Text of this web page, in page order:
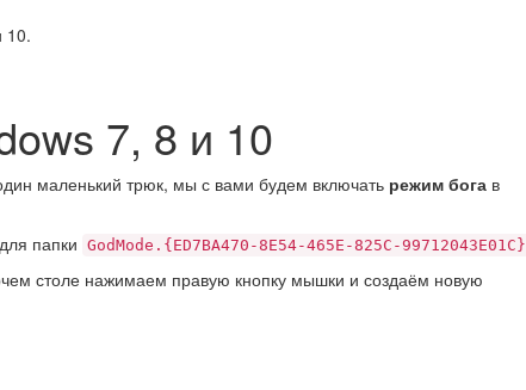
10.
7, 8 и 10
маленький трюк, мы с вами будем включать режим бога в
папки GodMode.{ED7BA470-8E54-465E-825C-99712043E01C}
столе нажимаем правую кнопку мышки и создаём новую